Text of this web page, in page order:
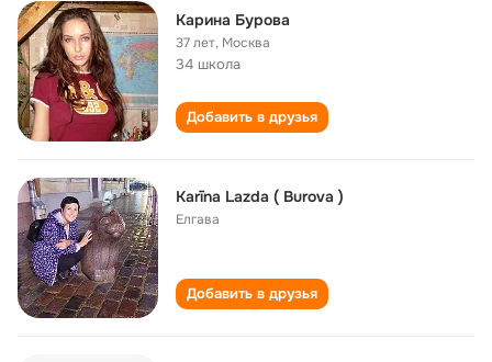
Карина Бурова
37 лет, Москва
34 школа
Добавить в друзья
Karīna Lazda ( Burova )
Елгава
Добавить в друзья